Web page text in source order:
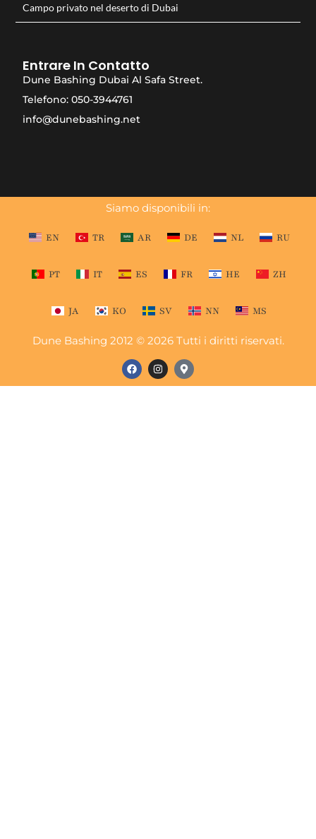
Campo privato nel deserto di Dubai
Entrare In Contatto
Dune Bashing Dubai Al Safa Street.
Telefono: 050-3944761
info@dunebashing.net
Siamo disponibili in:
EN TR AR DE NL RU
PT IT ES FR HE ZH
JA KO SV NN MS
Dune Bashing 2012 © 2026 Tutti i diritti riservati.